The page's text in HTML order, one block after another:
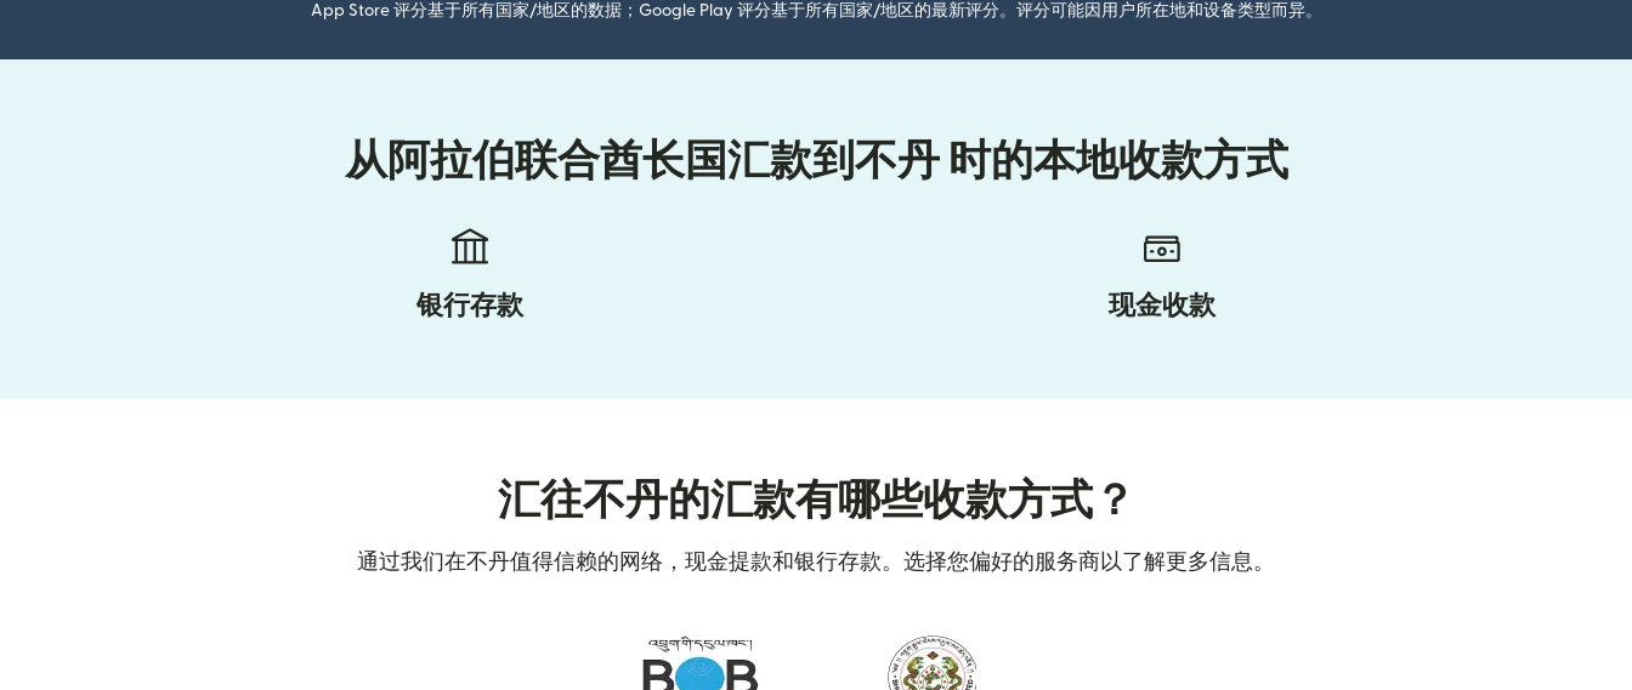
App Store 评分基于所有国家/地区的数据；Google Play 评分基于所有国家/地区的最新评分。评分可能因用户所在地和设备类型而异。
从阿拉伯联合酋长国汇款到不丹 时的本地收款方式
银行存款 现金收款
汇往不丹的汇款有哪些收款方式？
通过我们在不丹值得信赖的网络，现金提款和银行存款。选择您偏好的服务商以了解更多信息。